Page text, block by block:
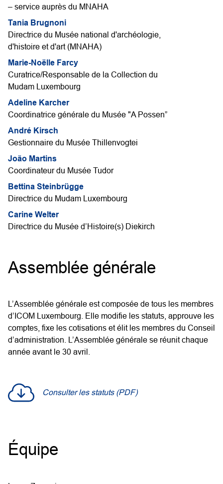
– service auprès du MNAHA
Tania Brugnoni
Directrice du Musée national d'archéologie,
d'histoire et d'art (MNAHA)
Marie-Noëlle Farcy
Curatrice/Responsable de la Collection du
Mudam Luxembourg
Adeline Karcher
Coordinatrice générale du Musée "A Possen”
André Kirsch
Gestionnaire du Musée Thillenvogtei
João Martins
Coordinateur du Musée Tudor
Bettina Steinbrügge
Directrice du Mudam Luxembourg
Carine Welter
Directrice du Musée d’Histoire(s) Diekirch
Assemblée générale
L’Assemblée générale est composée de tous les membres
d’ICOM Luxembourg. Elle modifie les statuts, approuve les
comptes, fixe les cotisations et élit les membres du Conseil
d’administration. L’Assemblée générale se réunit chaque
année avant le 30 avril.
Consulter les statuts (PDF)
Équipe